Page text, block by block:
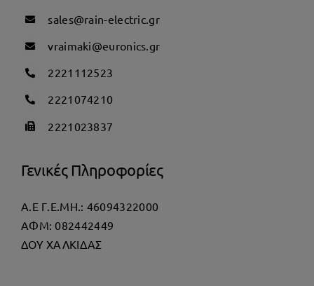
sales@rain-electric.gr
vraimaki@euronics.gr
2221112523
2221074210
2221023837
Γενικές Πληροφορίες
Α.Ε Γ.Ε.ΜΗ.: 46094322000
AΦΜ: 082442449
ΔΟΥ ΧΑΛΚΙΔΑΣ